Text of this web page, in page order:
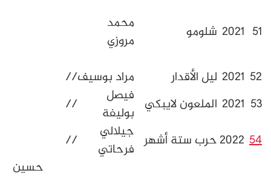
مروزي
الأقدار
مراد بوسيف //
لايبكي
فيصل
بوليفة
//
ستة أشهر
جيلالي
فرحاتي
//